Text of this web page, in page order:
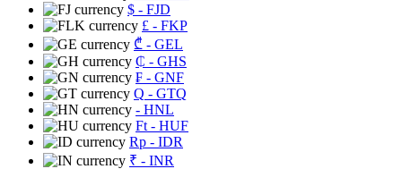
$ - FJD
£ - FKP
₾ - GEL
₵ - GHS
₣ - GNF
Q - GTQ
- HNL
Ft - HUF
Rp - IDR
₹ - INR